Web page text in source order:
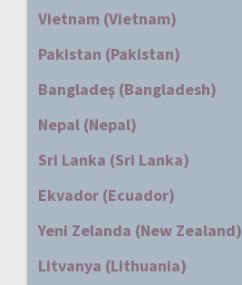
Vietnam (Vietnam)
Pakistan (Pakistan)
Bangladeş (Bangladesh)
Nepal (Nepal)
Sri Lanka (Sri Lanka)
Ekvador (Ecuador)
Yeni Zelanda (New Zealand)
Litvanya (Lithuania)